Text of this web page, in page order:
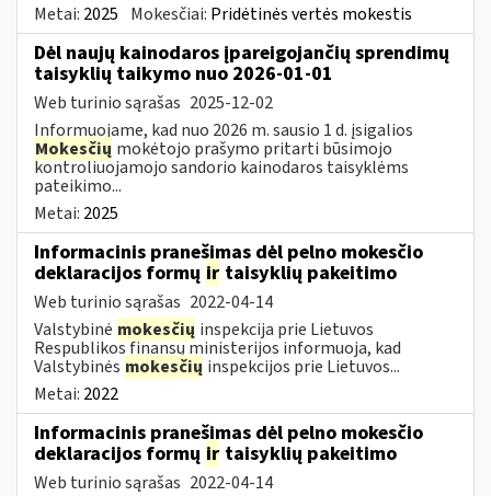
Metai: 2025 Mokesčiai: Pridėtinės vertės mokestis
Dėl naujų kainodaros įpareigojančių sprendimų
taisyklių taikymo nuo 2026-01-01
Web turinio sąrašas 2025-12-02
Informuojame, kad nuo 2026 m. sausio 1 d. įsigalios
Mokesčių mokėtojo prašymo pritarti būsimojo
kontroliuojamojo sandorio kainodaros taisyklėms
pateikimo...
Metai: 2025
Informacinis pranešimas dėl pelno mokesčio
deklaracijos formų ir taisyklių pakeitimo
Web turinio sąrašas 2022-04-14
Valstybinė mokesčių inspekcija prie Lietuvos
Respublikos finansų ministerijos informuoja, kad
Valstybinės mokesčių inspekcijos prie Lietuvos...
Metai: 2022
Informacinis pranešimas dėl pelno mokesčio
deklaracijos formų ir taisyklių pakeitimo
Web turinio sąrašas 2022-04-14